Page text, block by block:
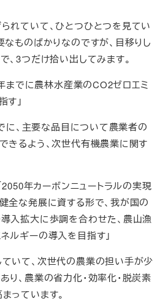
れていて、ひとつひとつを見てい
なものばかりなのですが、目移りし
、3つだけ拾い出してみます。
までに農林水産業のCO2ゼロエミ
す」
に、主要な品目について農業者の
きるよう、次世代有機農業に関す
2050年カーボンニュートラルの実現
全な発展に資する形で、我が国の
入拡大に歩調を合わせた、農山漁
ルギーの導入を目指す」
いて、次世代の農業の担い手が少
り、農業の省力化・効率化・脱炭素
っています。